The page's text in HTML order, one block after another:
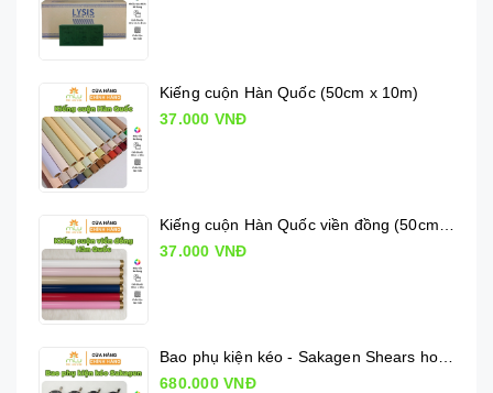
Kiếng cuộn Hàn Quốc (50cm x 10m)
37.000 VNĐ
37.000 VNĐ
680.000 VNĐ